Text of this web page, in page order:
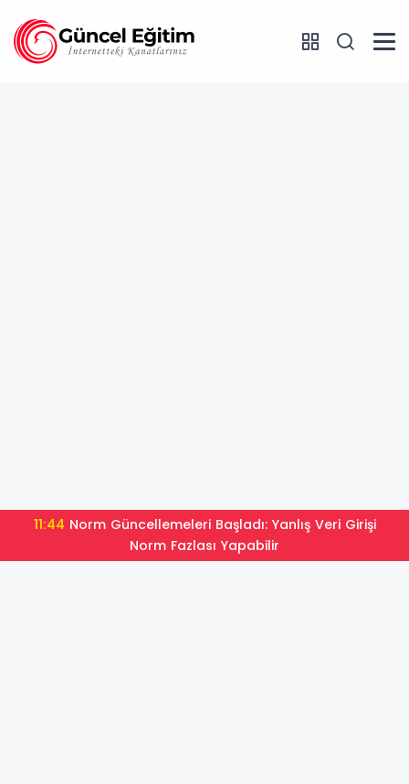
11:322026 LGS Yerleştirme Raporu: Kaç Öğrenci Tercih
Ettiği Okula Yerleşti?